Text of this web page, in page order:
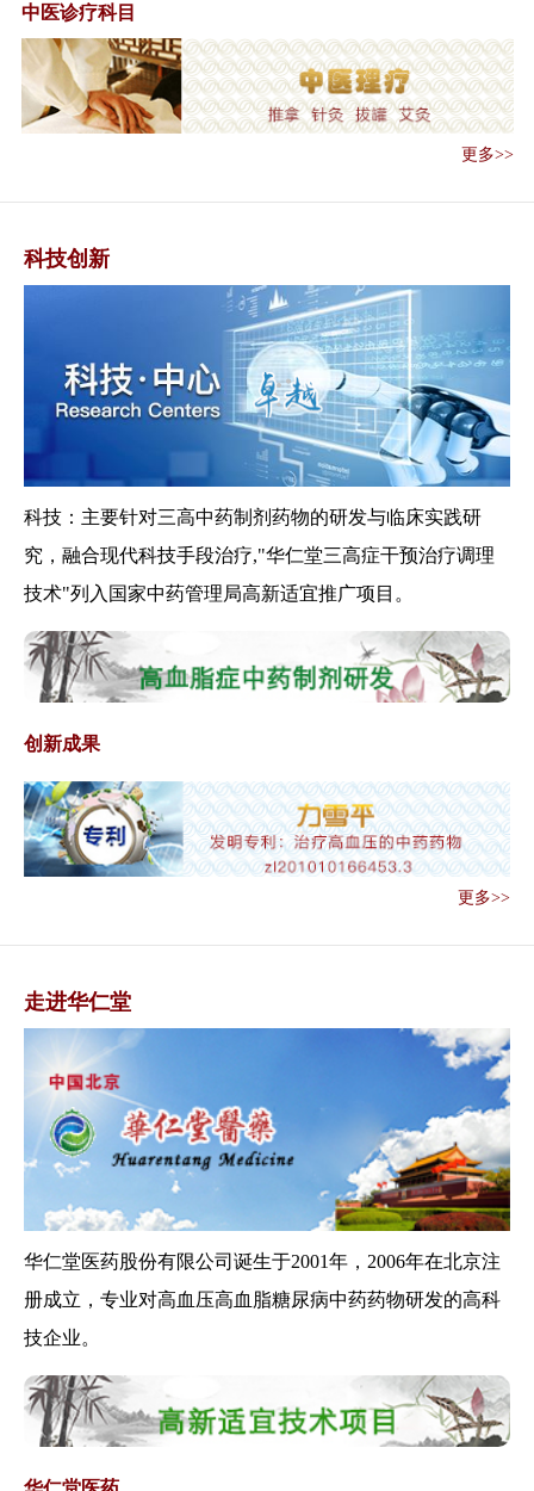
中医诊所备案管理暂行办法
《中医诊所备案管理暂行办法》
解读
《中医医术确有专长人员医师资
国务院办公厅关于印发医疗卫生
领域中央与地...
关于印发医疗联合体综合绩效考
核工作方案（...
《关于印发医疗联合体综合绩效
考核工作方案...
国家中医药管理局办公室关于印
发中医药健康...
关于印发互联网诊疗管理办法
（试行）等3个...
关于做好《医疗纠纷预防和处理
国家卫生健康委 国家中医药管理
局联合部署做...
国务院发文：加强古代经典名方
考核注册管理...
关于做好2019年全国基层中医药
工作先进...
关于开展三级中医医院对口帮扶
关于印发加快落实仿制药供应保
国家中医药管理局关于印发三级
关于启动2019年全国三级公立医
院绩效考...
关于印发全国基层医疗卫生机构
关于做好医养结合机构审批登记
关于推进紧密型县域医疗卫生共
国家中医药管理局办公室关于印
关于印发医疗机构医用耗材管理
中医诊疗科目
更多>>
科技创新
科技：主要针对三高中药制剂药物的研发与临床实践研
究，融合现代科技手段治疗,"华仁堂三高症干预治疗调理
技术"列入国家中药管理局高新适宜推广项目。
创新成果
更多>>
走进华仁堂
华仁堂医药股份有限公司诞生于2001年，2006年在北京注
册成立，专业对高血压高血脂糖尿病中药药物研发的高科
技企业。